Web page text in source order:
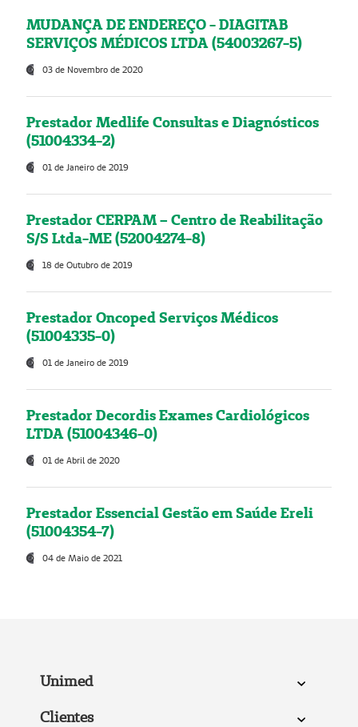
MUDANÇA DE ENDEREÇO - DIAGITAB
SERVIÇOS MÉDICOS LTDA (54003267-5)
03 de Novembro de 2020
Prestador Medlife Consultas e Diagnósticos
(51004334-2)
01 de Janeiro de 2019
Prestador CERPAM – Centro de Reabilitação
S/S Ltda-ME (52004274-8)
18 de Outubro de 2019
Prestador Oncoped Serviços Médicos
(51004335-0)
01 de Janeiro de 2019
Prestador Decordis Exames Cardiológicos
LTDA (51004346-0)
01 de Abril de 2020
Prestador Essencial Gestão em Saúde Ereli
(51004354-7)
04 de Maio de 2021
Unimed
Clientes